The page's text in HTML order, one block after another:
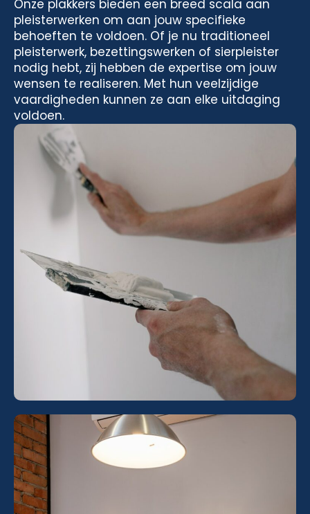
Onze plakkers bieden een breed scala aan
pleisterwerken om aan jouw specifieke
behoeften te voldoen. Of je nu traditioneel
pleisterwerk, bezettingswerken of sierpleister
nodig hebt, zij hebben de expertise om jouw
wensen te realiseren. Met hun veelzijdige
vaardigheden kunnen ze aan elke uitdaging
voldoen.